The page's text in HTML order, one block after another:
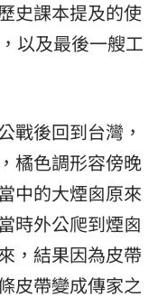
史課本提及的使
以及最後一艘工
戰後回到台灣，
橘色調形容傍晚
中的大煙囪原來
時外公爬到煙囪
，結果因為皮帶
皮帶變成傳家之